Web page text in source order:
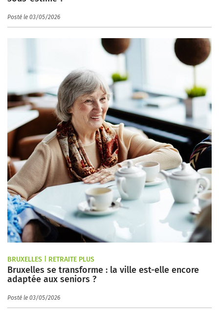
Posté le 03/05/2026
BRUXELLES | RETRAITE PLUS
Bruxelles se transforme : la ville est-elle encore
adaptée aux seniors ?
Posté le 03/05/2026